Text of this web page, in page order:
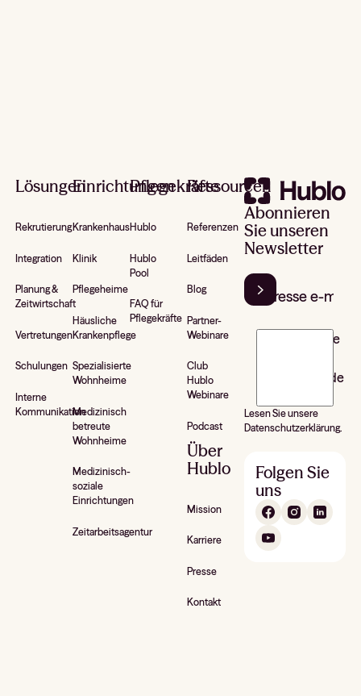
Lösungen
Rekrutierung
Integration
Planung &
Zeitwirtschaft
Vertretungen
Schulungen
Interne
Kommunikation
Einrichtungen
Krankenhaus
Klinik
Pflegeheime
Häusliche
Krankenpflege
Spezialisierte
Wohnheime
Medizinisch
betreute
Wohnheime
Medizinisch-
soziale
Einrichtungen
Zeitarbeitsagentur
Pflegekräfte
Hublo
Hublo
Pool
FAQ für
Pflegekräfte
Ressourcen
Referenzen
Leitfäden
Blog
Partner-
Webinare
Club
Hublo
Webinare
Podcast
Über
Hublo
Mission
Karriere
Presse
Kontakt
Abonnieren
Sie unseren
Newsletter
J’accepte de
newsletter de
Lesen Sie unsere
Datenschutzerklärung.
Folgen Sie
uns